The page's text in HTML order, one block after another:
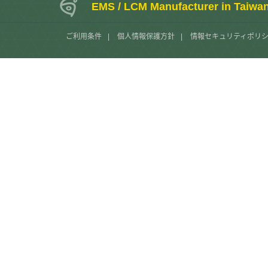
EMS / LCM Manufacturer in
ご利用条件 個人情報保護方針 情報セキュリティポリ